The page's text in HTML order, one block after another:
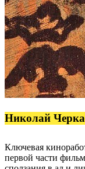
Николай
Ключевая
первой части